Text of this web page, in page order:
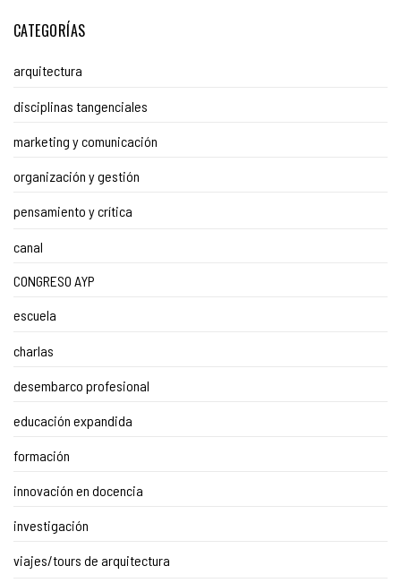
CATEGORÍAS
arquitectura
disciplinas tangenciales
marketing y comunicación
organización y gestión
pensamiento y crítica
canal
CONGRESO AYP
escuela
charlas
desembarco profesional
educación expandida
formación
innovación en docencia
investigación
viajes/tours de arquitectura